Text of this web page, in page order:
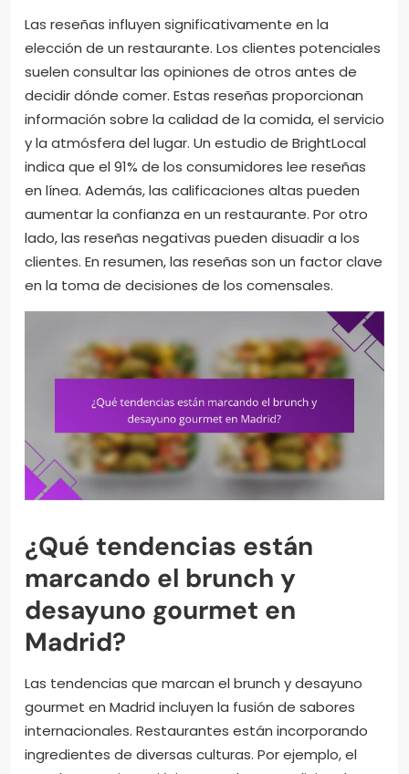
Las reseñas influyen significativamente en la
elección de un restaurante. Los clientes potenciales
suelen consultar las opiniones de otros antes de
decidir dónde comer. Estas reseñas proporcionan
información sobre la calidad de la comida, el servicio
y la atmósfera del lugar. Un estudio de BrightLocal
indica que el 91% de los consumidores lee reseñas
en línea. Además, las calificaciones altas pueden
aumentar la confianza en un restaurante. Por otro
lado, las reseñas negativas pueden disuadir a los
clientes. En resumen, las reseñas son un factor clave
en la toma de decisiones de los comensales.
¿Qué tendencias están
marcando el brunch y
desayuno gourmet en
Madrid?
Las tendencias que marcan el brunch y desayuno
gourmet en Madrid incluyen la fusión de sabores
internacionales. Restaurantes están incorporando
ingredientes de diversas culturas. Por ejemplo, el